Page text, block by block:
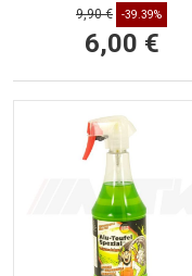
9,90 € -39.39%
6,00 €